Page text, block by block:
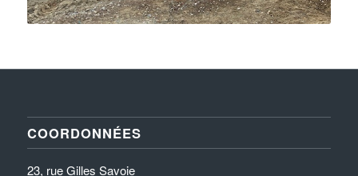
COORDONNÉES
23, rue Gilles Savoie